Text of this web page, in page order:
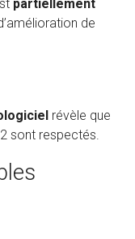
partiellement
de
révèle que
sont respectés.